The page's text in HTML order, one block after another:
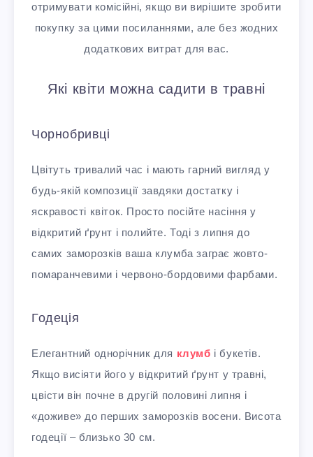
отримувати комісійні, якщо ви вирішите зробити
покупку за цими посиланнями, але без жодних
додаткових витрат для вас.
Які квіти можна садити в травні
Чорнобривці
Цвітуть тривалий час і мають гарний вигляд у
будь-якій композиції завдяки достатку і
яскравості квіток. Просто посійте насіння у
відкритий ґрунт і полийте. Тоді з липня до
самих заморозків ваша клумба заграє жовто-
помаранчевими і червоно-бордовими фарбами.
Годеція
Елегантний однорічник для клумб і букетів.
Якщо висіяти його у відкритий ґрунт у травні,
цвісти він почне в другій половині липня і
«доживе» до перших заморозків восени. Висота
годеції – близько 30 см.